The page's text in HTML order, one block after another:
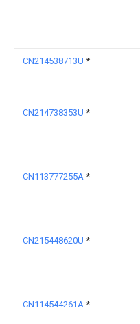
CN214538713U *
CN214738353U *
CN113777255A *
CN215448620U *
CN114544261A *